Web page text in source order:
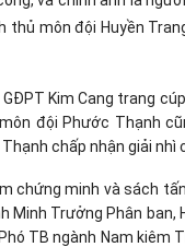
thủ môn đội Huyền
Kim Cang trang
đội Phước Thạnh
chấp nhận giải nhì
chứng minh và sách
Minh Trưởng Phân ban,
TB ngành Nam kiêm